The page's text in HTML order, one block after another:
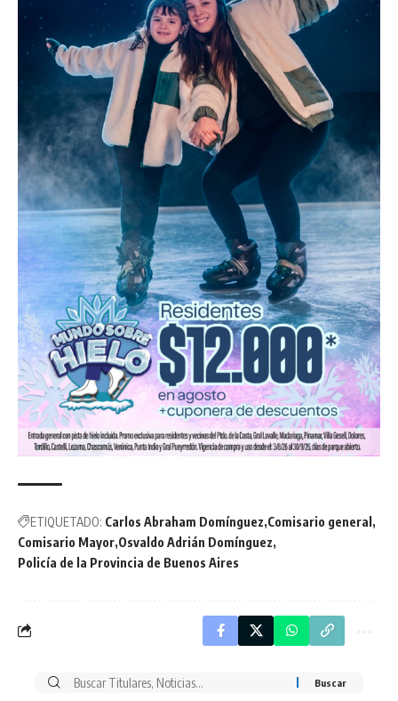
ETIQUETADO: Carlos Abraham Domínguez Comisario general
Comisario Mayor Osvaldo Adrián Domínguez
Policía de la Provincia de Buenos Aires
Buscar